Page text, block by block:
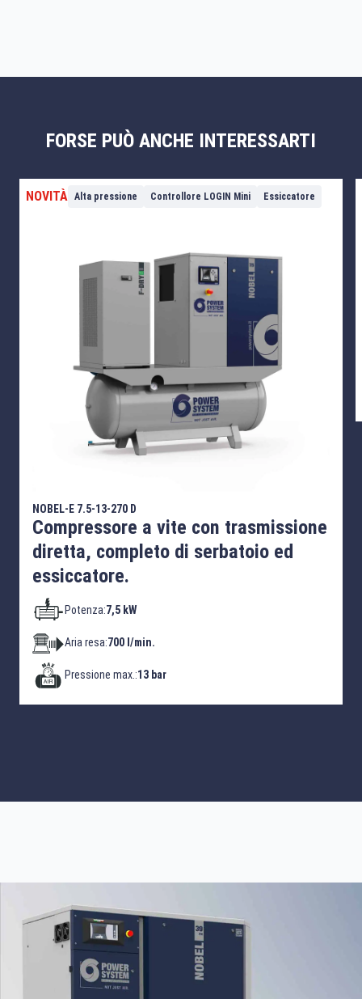
FORSE PUÒ ANCHE INTERESSARTI
NOVITÀ Alta pressione Controllore LOGIN Mini Essiccatore
NOBEL-E 7.5-13-270 D
Compressore a vite con trasmissione
diretta, completo di serbatoio ed
essiccatore.
Potenza:7,5 kW
Aria resa:700 l/min.
Pressione max.:13 bar